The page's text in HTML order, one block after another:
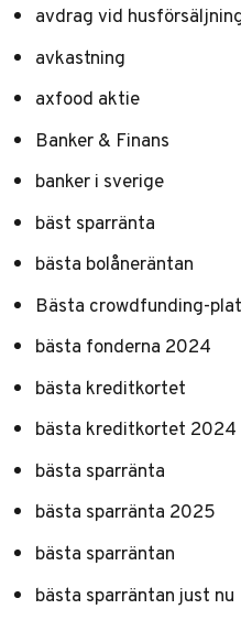
avdrag vid
avkastning
axfood aktie
Banker & Finans
banker i sverige
bäst sparränta
bästa bolåneräntan
Bästa crowdfunding-
bästa fonderna 2024
bästa kreditkortet
bästa kreditkortet 2024
bästa sparränta
bästa sparränta 2025
bästa sparräntan
bästa sparräntan just nu